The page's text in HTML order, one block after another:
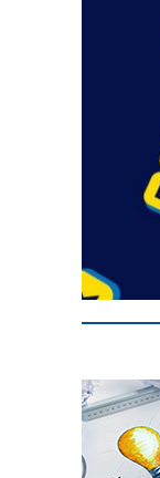
25 avril
Afin